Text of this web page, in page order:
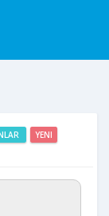
YENI